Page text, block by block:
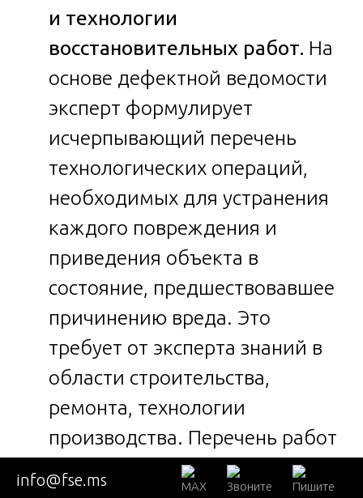
и технологии
восстановительных работ. На
основе дефектной ведомости
эксперт формулирует
исчерпывающий перечень
технологических операций,
необходимых для устранения
каждого повреждения и
приведения объекта в
состояние, предшествовавшее
причинению вреда. Это
требует от эксперта знаний в
области строительства,
ремонта, технологии
производства. Перечень работ
должен быть
info@fse.ms